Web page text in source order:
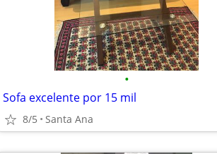
•
Sofa excelente por 15 mil
8/5 Santa Ana